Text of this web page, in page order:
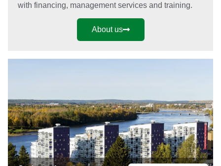
with financing, management services and training.
About us